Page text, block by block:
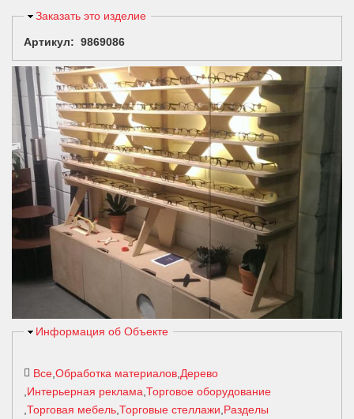
Скрыть
Заказать это изделие
Артикул: 9869086
Скрыть
Информация об Объекте
Все Обработка материалов Дерево
Интерьерная реклама Торговое оборудование
Торговая мебель Торговые стеллажи Разделы